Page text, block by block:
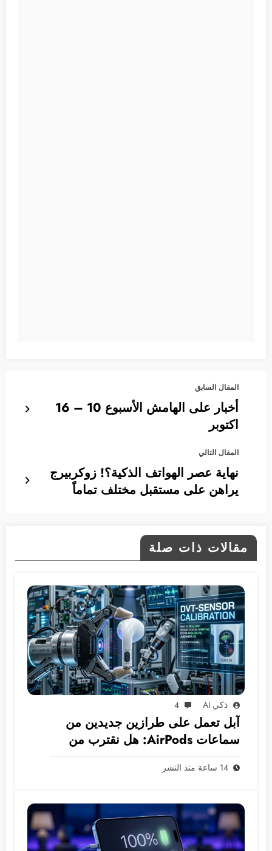
المقال السابق
أخبار على الهامش الأسبوع 10 – 16
اكتوبر
المقال التالي
نهاية عصر الهواتف الذكية؟! زوكربيرج
يراهن على مستقبل مختلف تماماً
مقالات ذات صلة
ذكي AI 4
آبل تعمل على طرازين جديدين من
سماعات AirPods: هل نقترب من
عصر الكاميرات المدمجة؟
14 ساعة منذ النشر